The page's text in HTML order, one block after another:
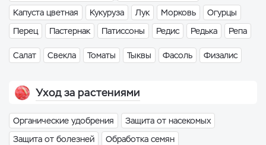
Капуста цветная
Кукуруза Лук Морковь
Огурцы
Перец
Пастернак Патиссоны Редис Редька Репа
Салат Свекла Томаты Тыквы Фасоль Физалис
Уход за растениями
Органические удобрения
Защита от насекомых
Защита от болезней
Обработка семян